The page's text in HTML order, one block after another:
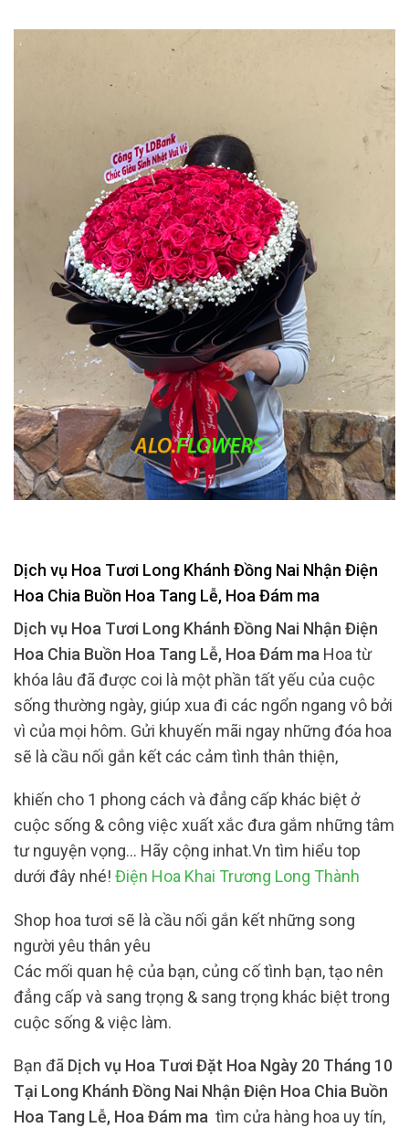
Dịch vụ Hoa Tươi Long Khánh Đồng Nai Nhận Điện
Hoa Chia Buồn Hoa Tang Lễ, Hoa Đám ma
Dịch vụ Hoa Tươi Long Khánh Đồng Nai Nhận Điện
Hoa Chia Buồn Hoa Tang Lễ, Hoa Đám ma Hoa từ
khóa lâu đã được coi là một phần tất yếu của cuộc
sống thường ngày, giúp xua đi các ngổn ngang vô bởi
vì của mọi hôm. Gửi khuyến mãi ngay những đóa hoa
sẽ là cầu nối gắn kết các cảm tình thân thiện,
khiến cho 1 phong cách và đẳng cấp khác biệt ở
cuộc sống & công việc xuất xắc đưa gắm những tâm
tư nguyện vọng… Hãy cộng inhat.Vn tìm hiểu top
dưới đây nhé! Điện Hoa Khai Trương Long Thành
Shop hoa tươi sẽ là cầu nối gắn kết những song
người yêu thân yêu
Các mối quan hệ của bạn, củng cố tình bạn, tạo nên
đẳng cấp và sang trọng & sang trọng khác biệt trong
cuộc sống & việc làm.
Bạn đã Dịch vụ Hoa Tươi Đặt Hoa Ngày 20 Tháng 10
Tại Long Khánh Đồng Nai Nhận Điện Hoa Chia Buồn
Hoa Tang Lễ, Hoa Đám ma tìm cửa hàng hoa uy tín,